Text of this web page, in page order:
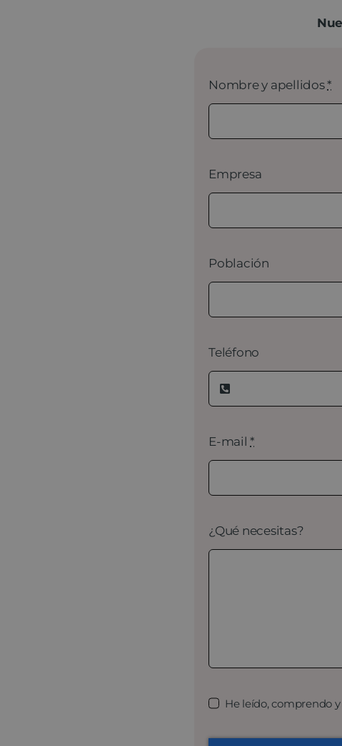
Nombre y apellidos*
Empresa
Población
Teléfono
E-mail*
¿Qué necesitas?
He leído, comprendo